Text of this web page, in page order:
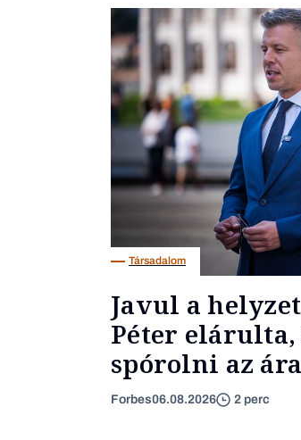
Társadalom
Javul a
Péter
spórolni az
Forbes06.08.2026 2 perc